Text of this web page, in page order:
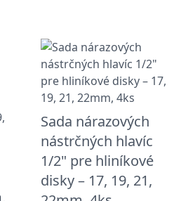
Sada nárazových
nástrčných hlavíc
1/2" pre hliníkové
disky – 17, 19, 21,